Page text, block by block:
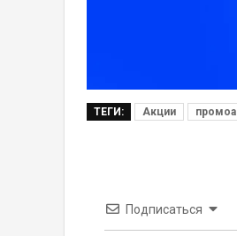
ТЕГИ: Акции
Подписаться